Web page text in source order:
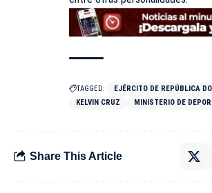
TAGGED:
EJÉRCITO DE REPÚBLICA
KELVIN CRUZ
MINISTERIO DE
Share This Article